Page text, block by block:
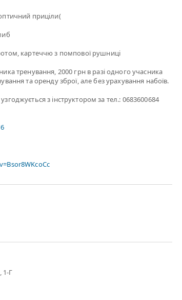
приціли(
картеччю з помпової рушниці
тренування, 2000 грн в разі одного учасника
та оренду зброї, але без урахування набоїв.
з інструктором за тел.: 0683600684
1-Г